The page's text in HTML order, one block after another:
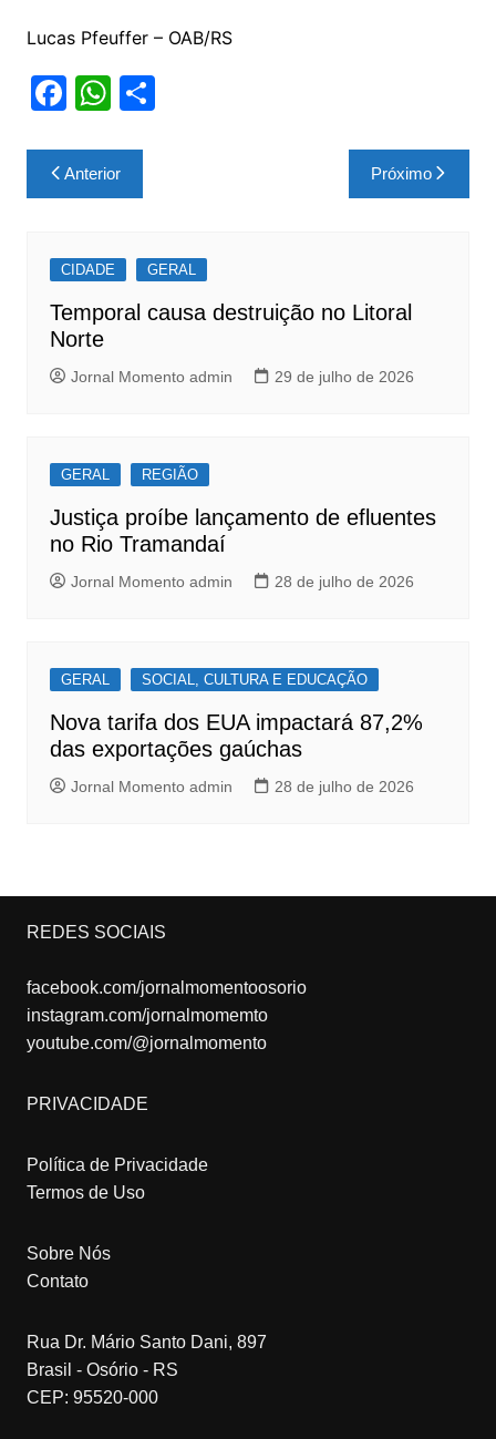
Lucas Pfeuffer – OAB/RS
F
c
e
o
o
k
W
at
s
p
p
S
Navegação
de
Anterior Próximo
CIDADE GERAL
Temporal causa destruição no Litoral
Norte
Jornal Momento admin 29 de julho de 2026
GERAL REGIÃO
Justiça proíbe lançamento de efluentes
no Rio Tramandaí
Jornal Momento admin 28 de julho de 2026
GERAL SOCIAL, CULTURA E EDUCAÇÃO
Nova tarifa dos EUA impactará 87,2%
das exportações gaúchas
Jornal Momento admin 28 de julho de 2026
REDES SOCIAIS
facebook.com/jornalmomentoosorio
instagram.com/jornalmomemto
youtube.com/@jornalmomento
PRIVACIDADE
Política de Privacidade
Termos de Uso
Sobre Nós
Contato
Rua Dr. Mário Santo Dani, 897
Brasil - Osório - RS
CEP: 95520-000